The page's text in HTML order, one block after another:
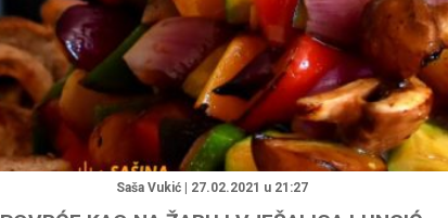
"
Saša Vukić | 27.02.2021 u 21:27